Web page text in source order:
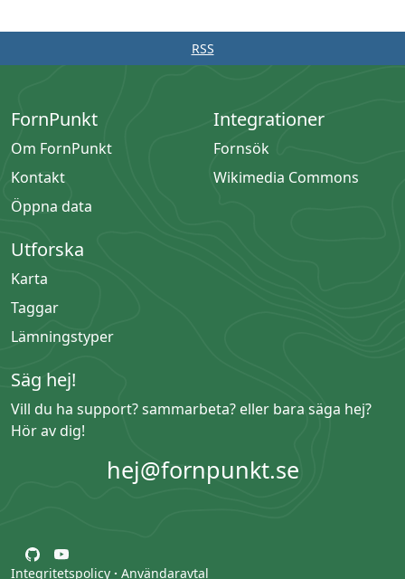
RSS
FornPunkt
Om FornPunkt
Kontakt
Öppna data
Integrationer
Fornsök
Wikimedia Commons
Utforska
Karta
Taggar
Lämningstyper
Säg hej!
Vill du ha support? sammarbeta? eller bara säga hej?
Hör av dig!
hej@fornpunkt.se
Integritetspolicy · Användaravtal